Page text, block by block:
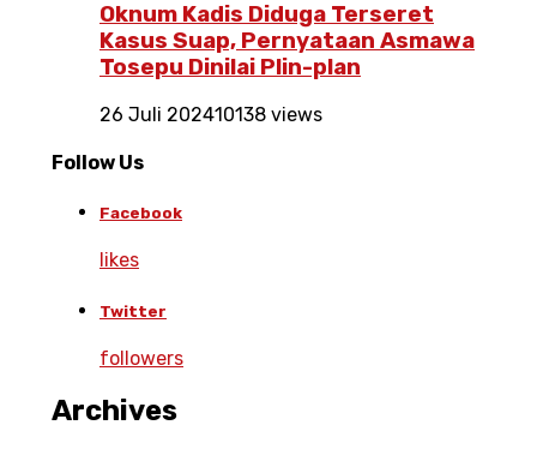
Oknum Kadis Diduga Terseret
Kasus Suap, Pernyataan Asmawa
Tosepu Dinilai Plin-plan
26 Juli 202410138 views
Follow Us
Facebook
likes
Twitter
followers
Archives